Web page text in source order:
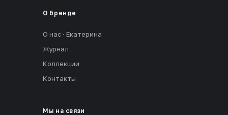
О бренде
О нас · Екатерина
Журнал
Коллекции
Контакты
Мы на связи